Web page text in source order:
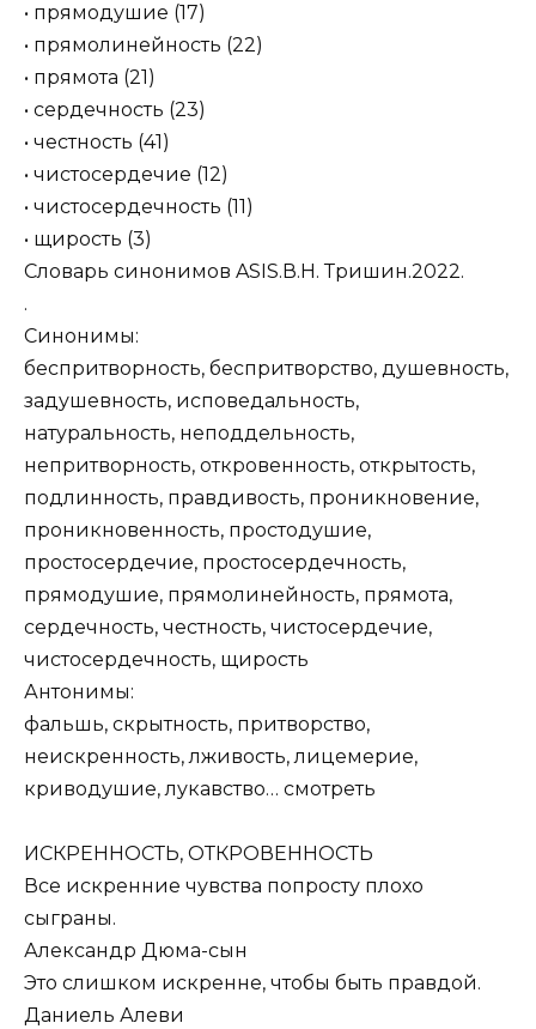
• прямодушие (17)
• прямолинейность (22)
• прямота (21)
• сердечность (23)
• честность (41)
• чистосердечие (12)
• чистосердечность (11)
• щирость (3)
Словарь синонимов ASIS.В.Н. Тришин.2022.
.
Синонимы:
беспритворность, беспритворство, душевность,
задушевность, исповедальность,
натуральность, неподдельность,
непритворность, откровенность, открытость,
подлинность, правдивость, проникновение,
проникновенность, простодушие,
простосердечие, простосердечность,
прямодушие, прямолинейность, прямота,
сердечность, честность, чистосердечие,
чистосердечность, щирость
Антонимы:
фальшь, скрытность, притворство,
неискренность, лживость, лицемерие,
криводушие, лукавство… смотреть
ИСКРЕННОСТЬ, ОТКРОВЕННОСТЬ
Все искренние чувства попросту плохо
сыграны.
Александр Дюма-сын
Это слишком искренне, чтобы быть правдой.
Даниель Алеви